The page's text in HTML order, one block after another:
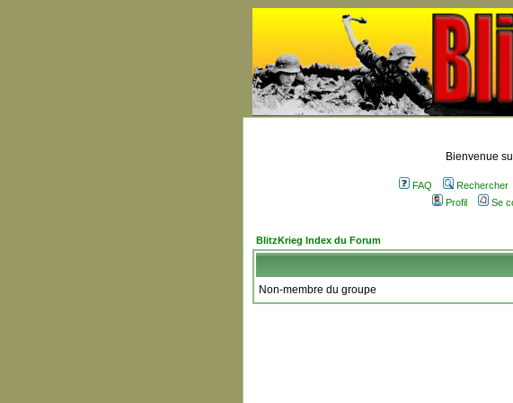
Bienvenue
FAQ Rechercher
Profil
Se
BlitzKrieg Index du Forum
Non-membre du groupe